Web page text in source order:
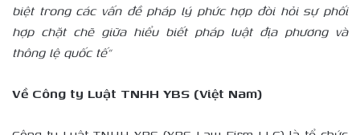
biệt trong các vấn đề pháp lý phức hợp đòi hỏi sự phối
hợp chặt chẽ giữa hiểu biết pháp luật địa phương và
thông lệ quốc tế”
Về Công ty Luật TNHH YBS (Việt Nam)